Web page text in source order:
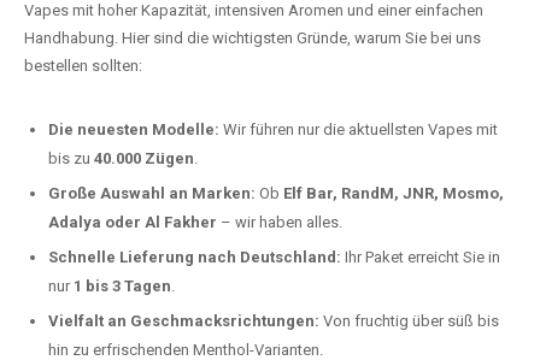
Vapes mit hoher Kapazität, intensiven Aromen und einer einfachen
Handhabung. Hier sind die wichtigsten Gründe, warum Sie bei uns
bestellen sollten:
Die neuesten Modelle: Wir führen nur die aktuellsten Vapes mit
bis zu 40.000 Zügen.
Große Auswahl an Marken: Ob Elf Bar, RandM, JNR, Mosmo,
Adalya oder Al Fakher – wir haben alles.
Schnelle Lieferung nach Deutschland: Ihr Paket erreicht Sie in
nur 1 bis 3 Tagen.
Vielfalt an Geschmacksrichtungen: Von fruchtig über süß bis
hin zu erfrischenden Menthol-Varianten.